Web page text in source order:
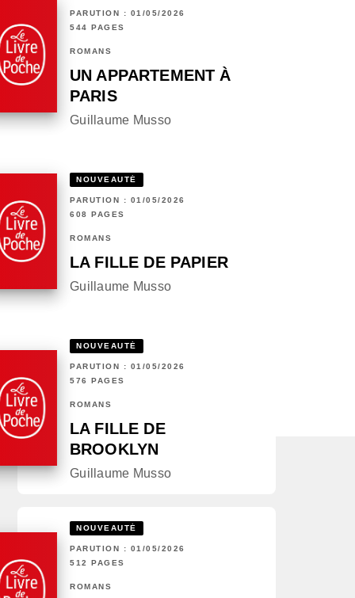
PARUTION : 01/05/2026
544 PAGES
ROMANS
UN APPARTEMENT À
PARIS
Guillaume Musso
NOUVEAUTÉ
PARUTION : 01/05/2026
608 PAGES
ROMANS
LA FILLE DE PAPIER
Guillaume Musso
NOUVEAUTÉ
PARUTION : 01/05/2026
576 PAGES
ROMANS
LA FILLE DE
BROOKLYN
Guillaume Musso
NOUVEAUTÉ
PARUTION : 01/05/2026
512 PAGES
ROMANS